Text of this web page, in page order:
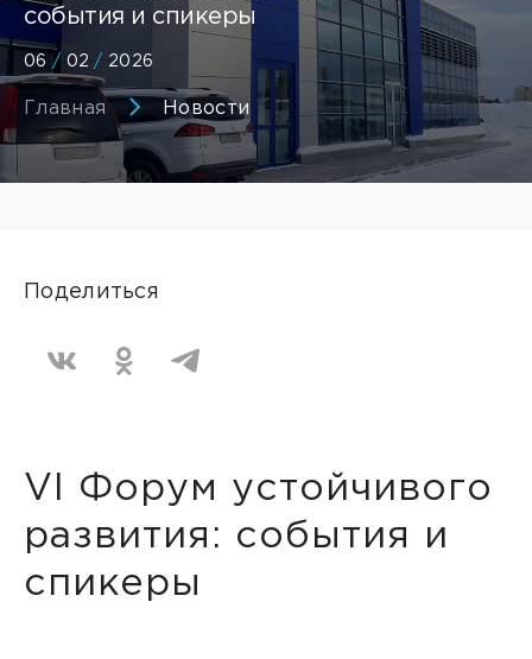
события и спикеры
06 / 02 / 2026
Главная Новости
Поделиться
VI Форум устойчивого
развития: события и
спикеры